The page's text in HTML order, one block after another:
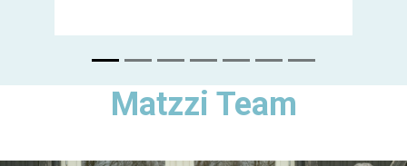
Matzzi Team